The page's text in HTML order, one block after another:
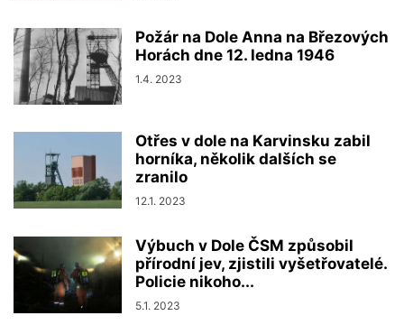
Požár na Dole Anna na Březových
Horách dne 12. ledna 1946
1.4. 2023
Otřes v dole na Karvinsku zabil
horníka, několik dalších se
zranilo
12.1. 2023
Výbuch v Dole ČSM způsobil
přírodní jev, zjistili vyšetřovatelé.
Policie nikoho...
5.1. 2023